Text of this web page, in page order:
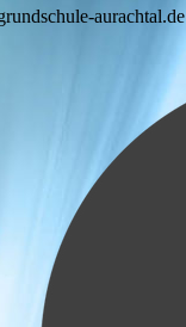
aurachtal.de